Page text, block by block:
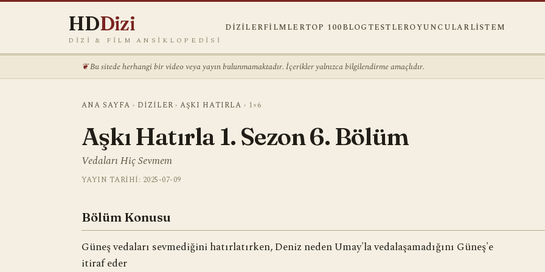
HDDizi
DIZI & FILM ANSIKLOPEDISI
DIZILERFILMLERTOP 100BLOGTESTLEROYUNCULARLISTEM
Bu sitede herhangi bir video veya yayın bulunmamaktadır. İçerikler yalnızca bilgilendirme amaçlıdır.
ANA SAYFA › DIZILER ›AŞKI HATIRLA › 1×6
Aşkı Hatırla 1. Sezon 6. Bölüm
Vedaları Hiç Sevmem
YAYIN TARIHI: 2025-07-09
Bölüm Konusu
Güneş vedaları sevmediğini hatırlatırken, Deniz neden Umay'la vedalaşamadığını Güneş'e
itiraf eder